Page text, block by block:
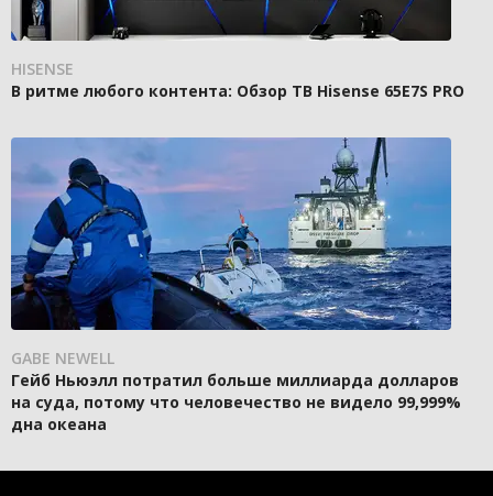
HISENSE
В ритме любого контента: Обзор ТВ Hisense 65E7S PRO
GABE NEWELL
Гейб Ньюэлл потратил больше миллиарда долларов
на суда, потому что человечество не видело 99,999%
дна океана